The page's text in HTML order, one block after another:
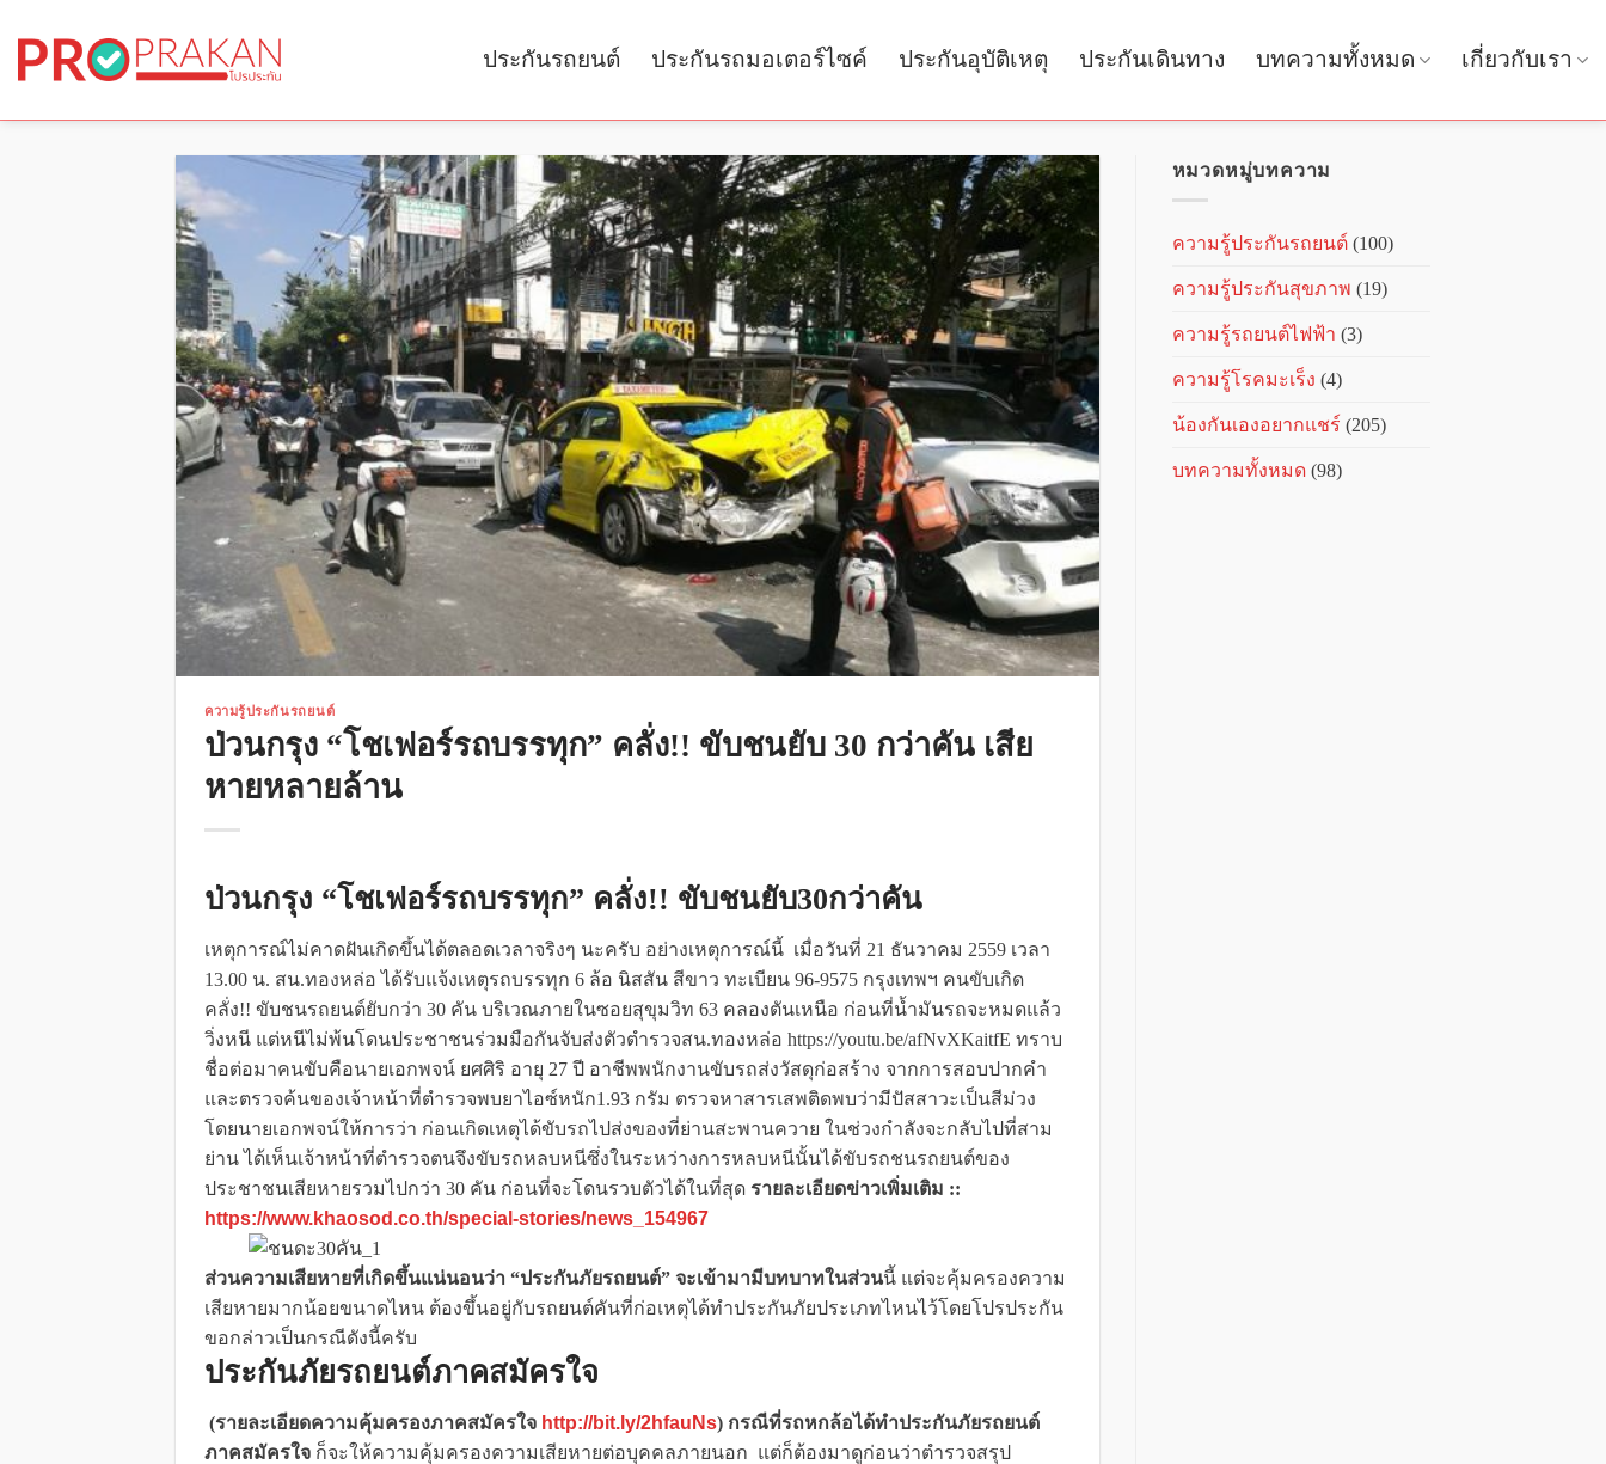
content
ประกันรถยนต์ ประกันรถมอเตอร์ไซค์ ประกันอุบัติเหตุ ประกันเดินทาง บทความทั้งหมด เกี่ยวกับเรา
ความรู้ประกันรถยนต์
ป่วนกรุง “โชเฟอร์รถบรรทุก” คลั่ง!! ขับชนยับ 30 กว่าคัน เสีย
หายหลายล้าน
ป่วนกรุง “โชเฟอร์รถบรรทุก” คลั่ง!! ขับชนยับ30กว่าคัน
เหตุการณ์ไม่คาดฝันเกิดขึ้นได้ตลอดเวลาจริงๆ นะครับ อย่างเหตุการณ์นี้ เมื่อวันที่ 21 ธันวาคม 2559 เวลา
13.00 น. สน.ทองหล่อ ได้รับแจ้งเหตุรถบรรทุก 6 ล้อ นิสสัน สีขาว ทะเบียน 96-9575 กรุงเทพฯ คนขับเกิด
คลั่ง!! ขับชนรถยนต์ยับกว่า 30 คัน บริเวณภายในซอยสุขุมวิท 63 คลองตันเหนือ ก่อนที่น้ำมันรถจะหมดแล้ว
วิ่งหนี แต่หนีไม่พ้นโดนประชาชนร่วมมือกันจับส่งตัวตำรวจสน.ทองหล่อ https://youtu.be/afNvXKaitfE ทราบ
ชื่อต่อมาคนขับคือนายเอกพจน์ ยศศิริ อายุ 27 ปี อาชีพพนักงานขับรถส่งวัสดุก่อสร้าง จากการสอบปากคำ
และตรวจค้นของเจ้าหน้าที่ตำรวจพบยาไอซ์หนัก1.93 กรัม ตรวจหาสารเสพติดพบว่ามีปัสสาวะเป็นสีม่วง
โดยนายเอกพจน์ให้การว่า ก่อนเกิดเหตุได้ขับรถไปส่งของที่ย่านสะพานควาย ในช่วงกำลังจะกลับไปที่สาม
ย่าน ได้เห็นเจ้าหน้าที่ตำรวจตนจึงขับรถหลบหนีซึ่งในระหว่างการหลบหนีนั้นได้ขับรถชนรถยนต์ของ
ประชาชนเสียหายรวมไปกว่า 30 คัน ก่อนที่จะโดนรวบตัวได้ในที่สุด รายละเอียดข่าวเพิ่มเติม ::
https://www.khaosod.co.th/special-stories/news_154967
ส่วนความเสียหายที่เกิดขึ้นแน่นอนว่า “ประกันภัยรถยนต์” จะเข้ามามีบทบาทในส่วนนี้ แต่จะคุ้มครองความ
เสียหายมากน้อยขนาดไหน ต้องขึ้นอยู่กับรถยนต์คันที่ก่อเหตุได้ทำประกันภัยประเภทไหนไว้โดยโปรประกัน
ขอกล่าวเป็นกรณีดังนี้ครับ
ประกันภัยรถยนต์ภาคสมัครใจ
(รายละเอียดความคุ้มครองภาคสมัครใจ http://bit.ly/2hfauNs) กรณีที่รถหกล้อได้ทำประกันภัยรถยนต์
ภาคสมัครใจ ก็จะให้ความคุ้มครองความเสียหายต่อบุคคลภายนอก แต่ก็ต้องมาดูก่อนว่าตำรวจสรุป
หมวดหมู่บทความ
ความรู้ประกันรถยนต์(100)
ความรู้ประกันสุขภาพ (19)
ความรู้รถยนต์ไฟฟ้า (3)
ความรู้โรคมะเร็ง (4)
น้องกันเองอยากแชร์ (205)
บทความทั้งหมด(98)